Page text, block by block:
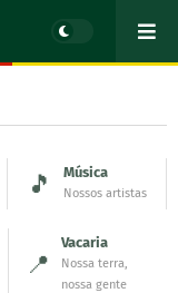
🎵 Música
Nossos artistas
📍
Vacaria
Nossa terra,
nossa gente